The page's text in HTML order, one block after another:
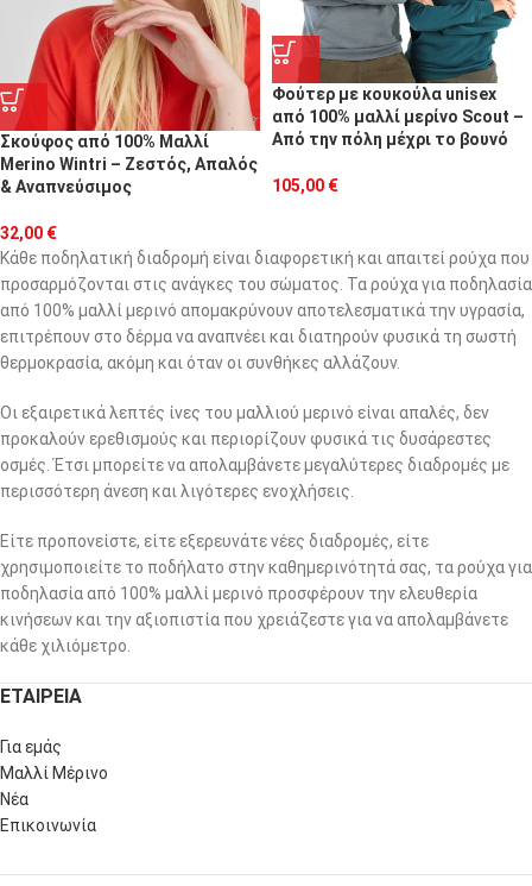
Σκούφος από 100% Μαλλί
Merino Wintri – Ζεστός, Απαλός
& Αναπνεύσιμος
32,00 €
Φούτερ με κουκούλα unisex
από 100% μαλλί μερίνο Scout –
Από την πόλη μέχρι το βουνό
105,00 €
Κάθε ποδηλατική διαδρομή είναι διαφορετική και απαιτεί ρούχα που
προσαρμόζονται στις ανάγκες του σώματος. Τα ρούχα για ποδηλασία
από 100% μαλλί μερινό απομακρύνουν αποτελεσματικά την υγρασία,
επιτρέπουν στο δέρμα να αναπνέει και διατηρούν φυσικά τη σωστή
θερμοκρασία, ακόμη και όταν οι συνθήκες αλλάζουν.
Οι εξαιρετικά λεπτές ίνες του μαλλιού μερινό είναι απαλές, δεν
προκαλούν ερεθισμούς και περιορίζουν φυσικά τις δυσάρεστες
οσμές. Έτσι μπορείτε να απολαμβάνετε μεγαλύτερες διαδρομές με
περισσότερη άνεση και λιγότερες ενοχλήσεις.
Είτε προπονείστε, είτε εξερευνάτε νέες διαδρομές, είτε
χρησιμοποιείτε το ποδήλατο στην καθημερινότητά σας, τα ρούχα για
ποδηλασία από 100% μαλλί μερινό προσφέρουν την ελευθερία
κινήσεων και την αξιοπιστία που χρειάζεστε για να απολαμβάνετε
κάθε χιλιόμετρο.
ΕΤΑΙΡΕΙΑ
Για εμάς
Μαλλί Μέρινο
Νέα
Επικοινωνία